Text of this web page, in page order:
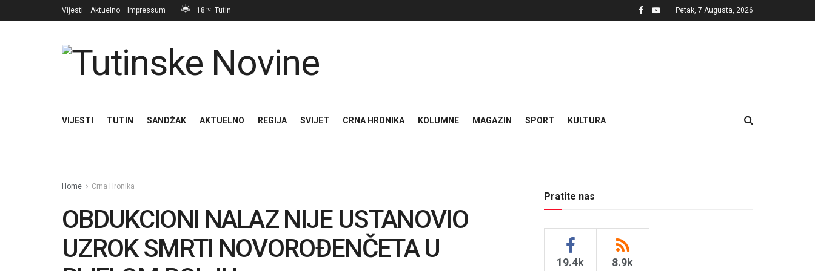
Vijesti Aktuelno Impressum 18 °C Tutin Petak, 7 Augusta, 2026
VIJESTI TUTIN SANDŽAK AKTUELNO REGIJA SVIJET CRNA HRONIKA KOLUMNE MAGAZIN SPORT KULTURA
Home Crna Hronika
OBDUKCIONI NALAZ NIJE USTANOVIO
UZROK SMRTI NOVOROĐENČETA U
Pratite nas
19.4k 8.9k